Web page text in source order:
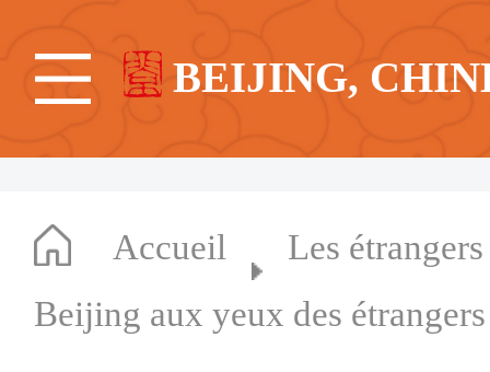
BEIJING,
Accueil
Les
Beijing aux yeux des étrangers